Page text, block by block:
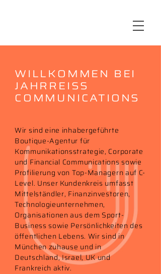
WILLKOMMEN BEI
JAHRREISS
COMMUNICATIONS
Wir sind eine inhabergeführte
Boutique-Agentur für
Kommunikationsstrategie, Corporate
und Financial Communications sowie
Profilierung von Top-Managern auf C-
Level. Unser Kundenkreis umfasst
Mittelständler, Finanzinvestoren,
Technologieunternehmen,
Organisationen aus dem Sport-
Business sowie Persönlichkeiten des
öffentlichen Lebens. Wir sind in
München zuhause und in
Deutschland, Israel, UK und
Frankreich aktiv.